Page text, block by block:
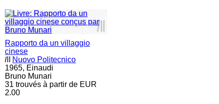
lll
Rapporto da un villaggio
cinese
l
Nuovo Politecnico
1965, Einaudi
Bruno Munari
31 trouvés à partir de EUR
2.00